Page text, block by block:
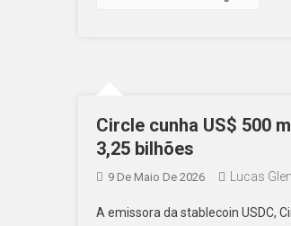
Circle cunha US$ 500
3,25 bilhões
9 De Maio De 2026 Lucas
A emissora da stablecoin USDC,